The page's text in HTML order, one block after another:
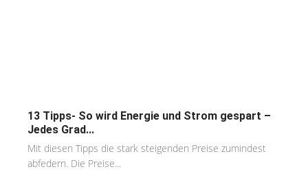
13 Tipps- So wird Energie und Strom gespart –
Jedes Grad...
Mit diesen Tipps die stark steigenden Preise zumindest
abfedern. Die Preise...